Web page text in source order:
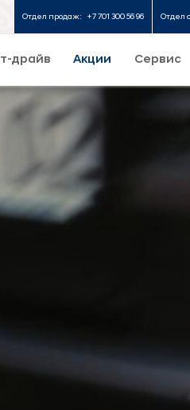
Отдел продаж: +7 701 300 56 96 Отдел
драйв Акции Сервис